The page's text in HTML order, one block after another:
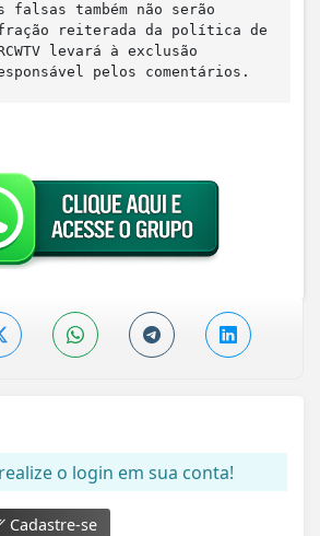
falsas também não serão
reiterada da política de
levará à exclusão
pelos comentários.
o login em sua conta!
Cadastre-se